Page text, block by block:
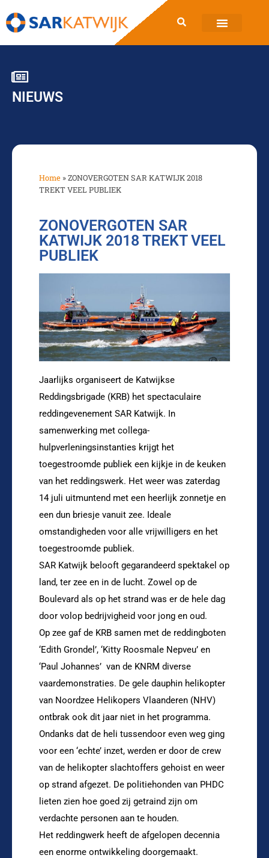
NIEUWS
Home »ZONOVERGOTEN SAR KATWIJK 2018
TREKT VEEL PUBLIEK
ZONOVERGOTEN SAR
KATWIJK 2018 TREKT VEEL
PUBLIEK
Jaarlijks organiseert de Katwijkse
Reddingsbrigade (KRB) het spectaculaire
reddingevenement SAR Katwijk. In
samenwerking met collega-
hulpverleningsinstanties krijgt het
toegestroomde publiek een kijkje in de keuken
van het reddingswerk. Het weer was zaterdag
14 juli uitmuntend met een heerlijk zonnetje en
een dun briesje vanuit zee. Ideale
omstandigheden voor alle vrijwilligers en het
toegestroomde publiek.
SAR Katwijk belooft gegarandeerd spektakel op
land, ter zee en in de lucht. Zowel op de
Boulevard als op het strand was er de hele dag
door volop bedrijvigheid voor jong en oud.
Op zee gaf de KRB samen met de reddingboten
‘Edith Grondel’, ‘Kitty Roosmale Nepveu’ en
‘Paul Johannes’ van de KNRM diverse
vaardemonstraties. De gele dauphin helikopter
van Noordzee Helikopers Vlaanderen (NHV)
ontbrak ook dit jaar niet in het programma.
Ondanks dat de heli tussendoor even weg ging
voor een ‘echte’ inzet, werden er door de crew
van de helikopter slachtoffers gehoist en weer
op strand afgezet. De politiehonden van PHDC
lieten zien hoe goed zij getraind zijn om
verdachte personen aan te houden.
Het reddingwerk heeft de afgelopen decennia
een enorme ontwikkeling doorgemaakt.